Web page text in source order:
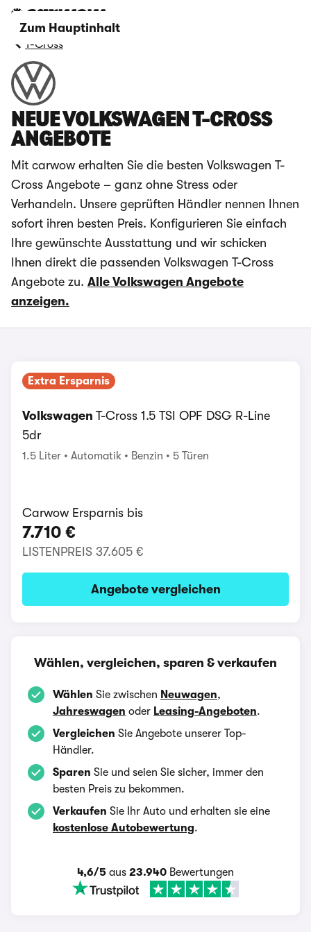
Zum Hauptinhalt
T-Cross
NEUE VOLKSWAGEN T-CROSS
ANGEBOTE
Mit carwow erhalten Sie die besten Volkswagen T-
Cross Angebote – ganz ohne Stress oder
Verhandeln. Unsere geprüften Händler nennen Ihnen
sofort ihren besten Preis. Konfigurieren Sie einfach
Ihre gewünschte Ausstattung und wir schicken
Ihnen direkt die passenden Volkswagen T-Cross
Angebote zu. Alle Volkswagen Angebote
anzeigen.
Extra Ersparnis
Volkswagen T-Cross 1.5 TSI OPF DSG R-Line
5dr
1.5 Liter Automatik Benzin 5 Türen
Carwow Ersparnis bis
7.710 €
LISTENPREIS 37.605 €
Angebote vergleichen
Wählen, vergleichen, sparen & verkaufen
Wählen Sie zwischen Neuwagen,
Jahreswagen oder Leasing-Angeboten.
Vergleichen Sie Angebote unserer Top-
Händler.
Sparen Sie und seien Sie sicher, immer den
besten Preis zu bekommen.
Verkaufen Sie Ihr Auto und erhalten sie eine
kostenlose Autobewertung.
4,6/5 aus 23.940 Bewertungen